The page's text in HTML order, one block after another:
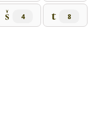
š 4 t 8